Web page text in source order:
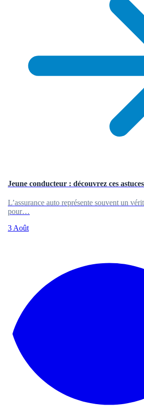
Jeune conducteur : découvrez ces
L’assurance auto représente souvent un
pour…
3 Août